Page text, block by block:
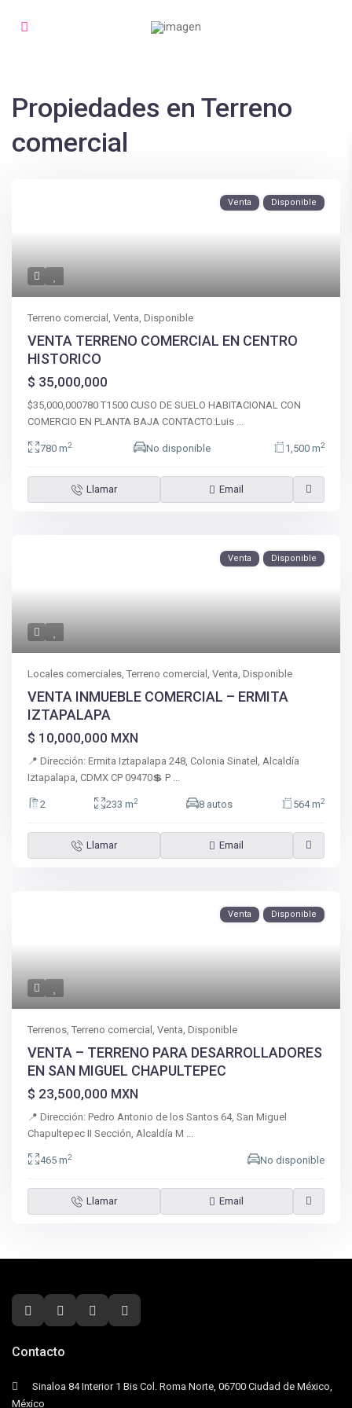
Propiedades en Terreno
comercial
Venta Disponible
Terreno comercial,Venta,Disponible
VENTA TERRENO COMERCIAL EN CENTRO
HISTORICO
$ 35,000,000
$35,000,000780 T1500 CUSO DE SUELO HABITACIONAL CON
COMERCIO EN PLANTA BAJA CONTACTO:Luis ...
780 m2 No disponible 1,500 m2
Llamar Email
Venta Disponible
Locales comerciales,Terreno comercial,Venta,Disponible
VENTA INMUEBLE COMERCIAL – ERMITA
IZTAPALAPA
$ 10,000,000 MXN
📍 Dirección: Ermita Iztapalapa 248, Colonia Sinatel, Alcaldía
Iztapalapa, CDMX CP 09470💲 P ...
2 233 m2 8 autos 564 m2
Llamar Email
Venta Disponible
Terrenos,Terreno comercial,Venta,Disponible
VENTA – TERRENO PARA DESARROLLADORES
EN SAN MIGUEL CHAPULTEPEC
$ 23,500,000 MXN
📍 Dirección: Pedro Antonio de los Santos 64, San Miguel
Chapultepec II Sección, Alcaldía M ...
465 m2 No disponible
Llamar Email
Contacto
Sinaloa 84 Interior 1 Bis Col. Roma Norte, 06700 Ciudad de México,
México